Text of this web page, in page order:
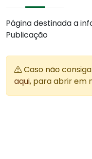
Página destinada a
Publicação
Caso não
aqui, para abrir em